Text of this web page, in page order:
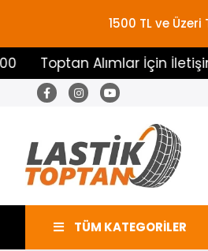
1500 TL ve
Alımlar İçin İletişime
TÜM KATEGORİLER